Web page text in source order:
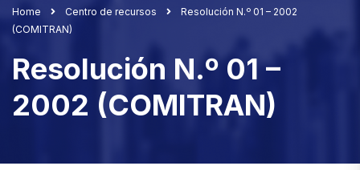
Home Centro de recursos
Resolución N.º 01 – 2002
(COMITRAN)
Resolución N.º 01 –
2002 (COMITRAN)